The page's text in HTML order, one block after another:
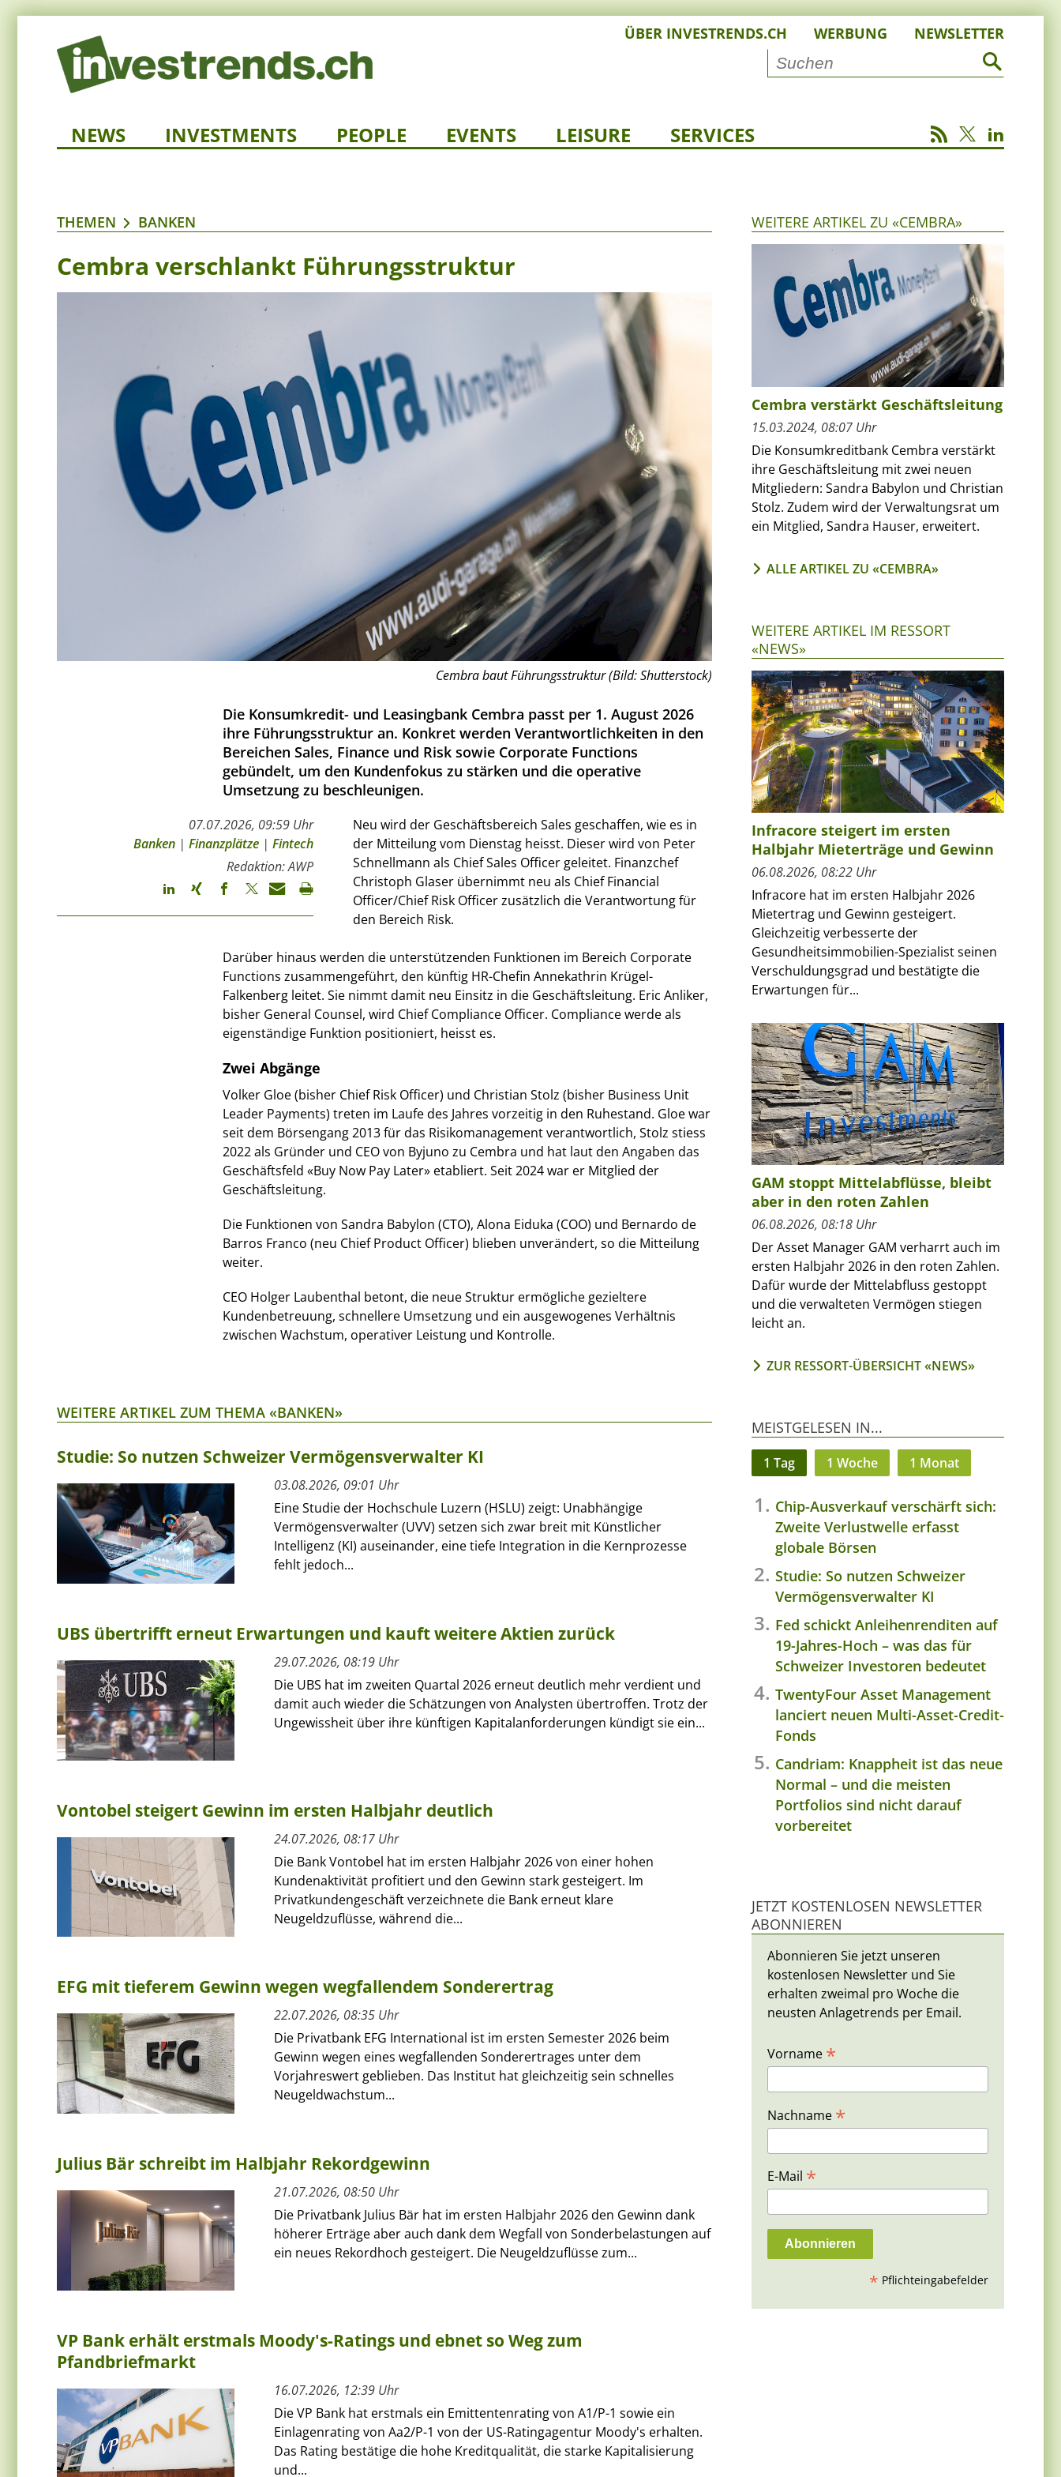
ÜBER INVESTRENDS.CH WERBUNG NEWSLETTER
NEWS INVESTMENTS PEOPLE EVENTS LEISURE SERVICES
THEMEN BANKEN
Cembra verschlankt Führungsstruktur
Cembra baut Führungsstruktur (Bild: Shutterstock)
Die Konsumkredit- und Leasingbank Cembra passt per 1. August 2026
ihre Führungsstruktur an. Konkret werden Verantwortlichkeiten in den
Bereichen Sales, Finance und Risk sowie Corporate Functions
gebündelt, um den Kundenfokus zu stärken und die operative
Umsetzung zu beschleunigen.
07.07.2026, 09:59 Uhr
Banken | Finanzplätze | Fintech
Redaktion: AWP
Neu wird der Geschäftsbereich Sales geschaffen, wie es in
der Mitteilung vom Dienstag heisst. Dieser wird von Peter
Schnellmann als Chief Sales Officer geleitet. Finanzchef
Christoph Glaser übernimmt neu als Chief Financial
Officer/Chief Risk Officer zusätzlich die Verantwortung für
den Bereich Risk.
Darüber hinaus werden die unterstützenden Funktionen im Bereich Corporate
Functions zusammengeführt, den künftig HR-Chefin Annekathrin Krügel-
Falkenberg leitet. Sie nimmt damit neu Einsitz in die Geschäftsleitung. Eric Anliker,
bisher General Counsel, wird Chief Compliance Officer. Compliance werde als
eigenständige Funktion positioniert, heisst es.
Zwei Abgänge
Volker Gloe (bisher Chief Risk Officer) und Christian Stolz (bisher Business Unit
Leader Payments) treten im Laufe des Jahres vorzeitig in den Ruhestand. Gloe war
seit dem Börsengang 2013 für das Risikomanagement verantwortlich, Stolz stiess
2022 als Gründer und CEO von Byjuno zu Cembra und hat laut den Angaben das
Geschäftsfeld «Buy Now Pay Later» etabliert. Seit 2024 war er Mitglied der
Geschäftsleitung.
Die Funktionen von Sandra Babylon (CTO), Alona Eiduka (COO) und Bernardo de
Barros Franco (neu Chief Product Officer) blieben unverändert, so die Mitteilung
weiter.
CEO Holger Laubenthal betont, die neue Struktur ermögliche gezieltere
Kundenbetreuung, schnellere Umsetzung und ein ausgewogenes Verhältnis
zwischen Wachstum, operativer Leistung und Kontrolle.
WEITERE ARTIKEL ZUM THEMA «BANKEN»
Studie: So nutzen Schweizer Vermögensverwalter KI
03.08.2026, 09:01 Uhr
Eine Studie der Hochschule Luzern (HSLU) zeigt: Unabhängige
Vermögensverwalter (UVV) setzen sich zwar breit mit Künstlicher
Intelligenz (KI) auseinander, eine tiefe Integration in die Kernprozesse
fehlt jedoch...
UBS übertrifft erneut Erwartungen und kauft weitere Aktien zurück
29.07.2026, 08:19 Uhr
Die UBS hat im zweiten Quartal 2026 erneut deutlich mehr verdient und
damit auch wieder die Schätzungen von Analysten übertroffen. Trotz der
Ungewissheit über ihre künftigen Kapitalanforderungen kündigt sie ein...
Vontobel steigert Gewinn im ersten Halbjahr deutlich
24.07.2026, 08:17 Uhr
Die Bank Vontobel hat im ersten Halbjahr 2026 von einer hohen
Kundenaktivität profitiert und den Gewinn stark gesteigert. Im
Privatkundengeschäft verzeichnete die Bank erneut klare
Neugeldzuflüsse, während die...
EFG mit tieferem Gewinn wegen wegfallendem Sonderertrag
22.07.2026, 08:35 Uhr
Die Privatbank EFG International ist im ersten Semester 2026 beim
Gewinn wegen eines wegfallenden Sonderertrages unter dem
Vorjahreswert geblieben. Das Institut hat gleichzeitig sein schnelles
Neugeldwachstum...
Julius Bär schreibt im Halbjahr Rekordgewinn
21.07.2026, 08:50 Uhr
Die Privatbank Julius Bär hat im ersten Halbjahr 2026 den Gewinn dank
höherer Erträge aber auch dank dem Wegfall von Sonderbelastungen auf
ein neues Rekordhoch gesteigert. Die Neugeldzuflüsse zum...
VP Bank erhält erstmals Moody's-Ratings und ebnet so Weg zum
Pfandbriefmarkt
16.07.2026, 12:39 Uhr
Die VP Bank hat erstmals ein Emittentenrating von A1/P-1 sowie ein
Einlagenrating von Aa2/P-1 von der US-Ratingagentur Moody's erhalten.
Das Rating bestätige die hohe Kreditqualität, die starke Kapitalisierung
und...
WEITERE ARTIKEL ZU «CEMBRA»
Cembra verstärkt Geschäftsleitung
15.03.2024, 08:07 Uhr
Die Konsumkreditbank Cembra verstärkt
ihre Geschäftsleitung mit zwei neuen
Mitgliedern: Sandra Babylon und Christian
Stolz. Zudem wird der Verwaltungsrat um
ein Mitglied, Sandra Hauser, erweitert.
ALLE ARTIKEL ZU «CEMBRA»
WEITERE ARTIKEL IM RESSORT
«NEWS»
Infracore steigert im ersten
Halbjahr Mieterträge und Gewinn
06.08.2026, 08:22 Uhr
Infracore hat im ersten Halbjahr 2026
Mietertrag und Gewinn gesteigert.
Gleichzeitig verbesserte der
Gesundheitsimmobilien-Spezialist seinen
Verschuldungsgrad und bestätigte die
Erwartungen für...
GAM stoppt Mittelabflüsse, bleibt
aber in den roten Zahlen
06.08.2026, 08:18 Uhr
Der Asset Manager GAM verharrt auch im
ersten Halbjahr 2026 in den roten Zahlen.
Dafür wurde der Mittelabfluss gestoppt
und die verwalteten Vermögen stiegen
leicht an.
ZUR RESSORT-ÜBERSICHT «NEWS»
MEISTGELESEN IN...
1 Tag 1 Woche 1 Monat
Chip-Ausverkauf verschärft sich:
Zweite Verlustwelle erfasst
globale Börsen
Studie: So nutzen Schweizer
Vermögensverwalter KI
Fed schickt Anleihenrenditen auf
19-Jahres-Hoch – was das für
Schweizer Investoren bedeutet
TwentyFour Asset Management
lanciert neuen Multi-Asset-Credit-
Fonds
Candriam: Knappheit ist das neue
Normal – und die meisten
Portfolios sind nicht darauf
vorbereitet
JETZT KOSTENLOSEN NEWSLETTER
ABONNIEREN
Abonnieren Sie jetzt unseren
kostenlosen Newsletter und Sie
erhalten zweimal pro Woche die
neusten Anlagetrends per Email.
Vorname *
Nachname *
E-Mail *
* Pflichteingabefelder